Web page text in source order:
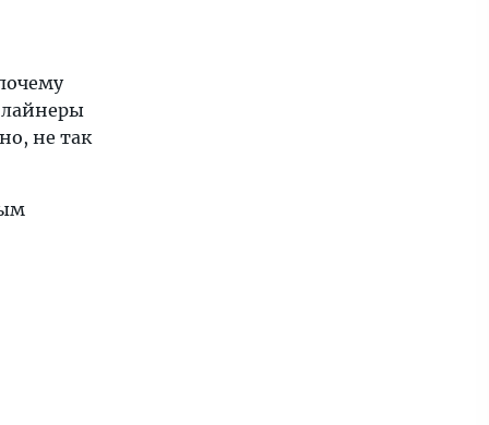
лайнеры
не так